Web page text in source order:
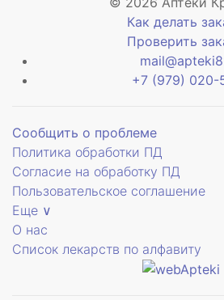
Как делать
Проверить
+7 (979) 020-
Сообщить о проблеме
Политика обработки ПД
Согласие на обработку ПД
Пользовательское соглашение
Еще ∨
О нас
Список лекарств по алфавиту